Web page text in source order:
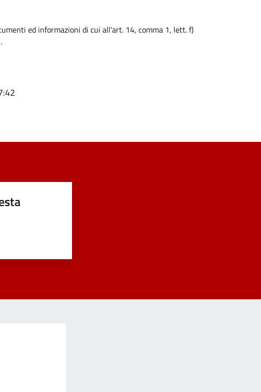
ed informazioni di cui all'art. 14, comma 1, lett. f)